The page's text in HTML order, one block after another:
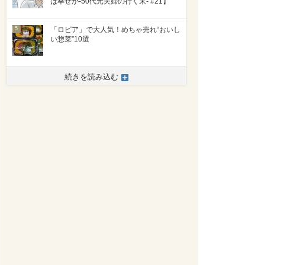
5
「ロピア」で大人気！めちゃ売れ“おいし
い惣菜”10選
続きを読み込む